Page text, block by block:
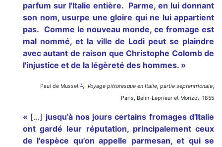
parfum sur l'Italie entière. Parme, en lui donnant
son nom, usurpe une gloire qui ne lui appartient
pas. Comme le nouveau monde, ce fromage est
mal nommé, et la ville de Lodi peut se plaindre
avec autant de raison que Christophe Colomb de
l'injustice et de la légèreté des hommes. »
Paul de Musset 7 , Voyage pittoresque en Italie, partie septentrionale,
Paris, Belin-Leprieur et Morizot, 1855
« […] jusqu'à nos jours certains fromages d'Italie
ont gardé leur réputation, principalement ceux
de l'espèce qu'on appelle parmesan, et qui se